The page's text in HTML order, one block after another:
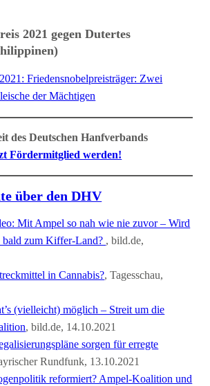
2021 gegen Dutertes
Friedensnobelpreisträger: Zwei
der Mächtigen
des Deutschen Hanfverbands
Fördermitglied werden!
über den DHV
Mit Ampel so nah wie nie zuvor – Wird
bald zum Kiffer-Land? , bild.de,
in Cannabis?, Tagesschau,
(vielleicht) möglich – Streit um die
, bild.de, 14.10.2021
sorgen für erregte
Rundfunk, 13.10.2021
reformiert? Ampel-Koalition und